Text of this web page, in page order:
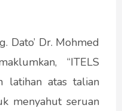
Dato’ Dr. Mohmed
“ITELS
latihan atas talian
menyahut seruan